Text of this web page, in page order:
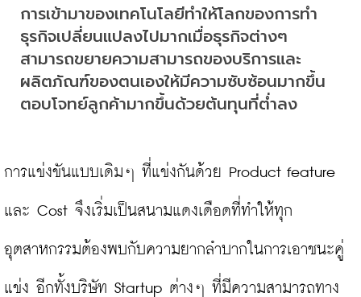
การเข้ามาของเทคโนโลยีทำให้โลกของการทำ
ธุรกิจเปลี่ยนแปลงไปมากเมื่อธุรกิจต่างๆ
สามารถขยายความสามารถของบริการและ
ผลิตภัณฑ์ของตนเองให้มีความซับซ้อนมากขึ้น
ตอบโจทย์ลูกค้ามากขึ้นด้วยต้นทุนที่ต่ำลง
การแข่งขันแบบเดิมๆ ที่แข่งกันด้วย Product feature
และ Cost จึงเริ่มเป็นสนามแดงเดือดที่ทำให้ทุก
อุตสาหกรรมต้องพบกับความยากลำบากในการเอาชนะคู่
แข่ง อีกทั้งบริษัท Startup ต่างๆ ที่มีความสามารถทาง